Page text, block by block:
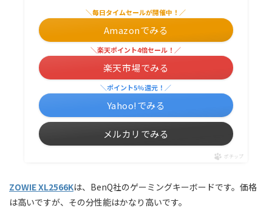
＼毎日タイムセールが開催中！／
Amazonでみる
＼楽天ポイント4倍セール！／
楽天市場でみる
＼ポイント5%還元！／
Yahoo!でみる
メルカリでみる
ポチップ
ZOWIE XL2566Kは、BenQ社のゲーミングキーボードです。価格
は高いですが、その分性能はかなり高いです。